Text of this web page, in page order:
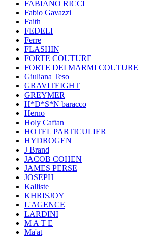
FABIANO RICCI
Fabio Gavazzi
Faith
FEDELI
Ferre
FLASHIN
FORTE COUTURE
FORTE DEI MARMI COUTURE
Giuliana Teso
GRAVITEIGHT
GREYMER
H*D*S*N baracco
Herno
Holy Caftan
HOTEL PARTICULIER
HYDROGEN
J Brand
JACOB COHEN
JAMES PERSE
JOSEPH
Kalliste
KHRISJOY
L'AGENCE
LARDINI
M A T E
Ma'at